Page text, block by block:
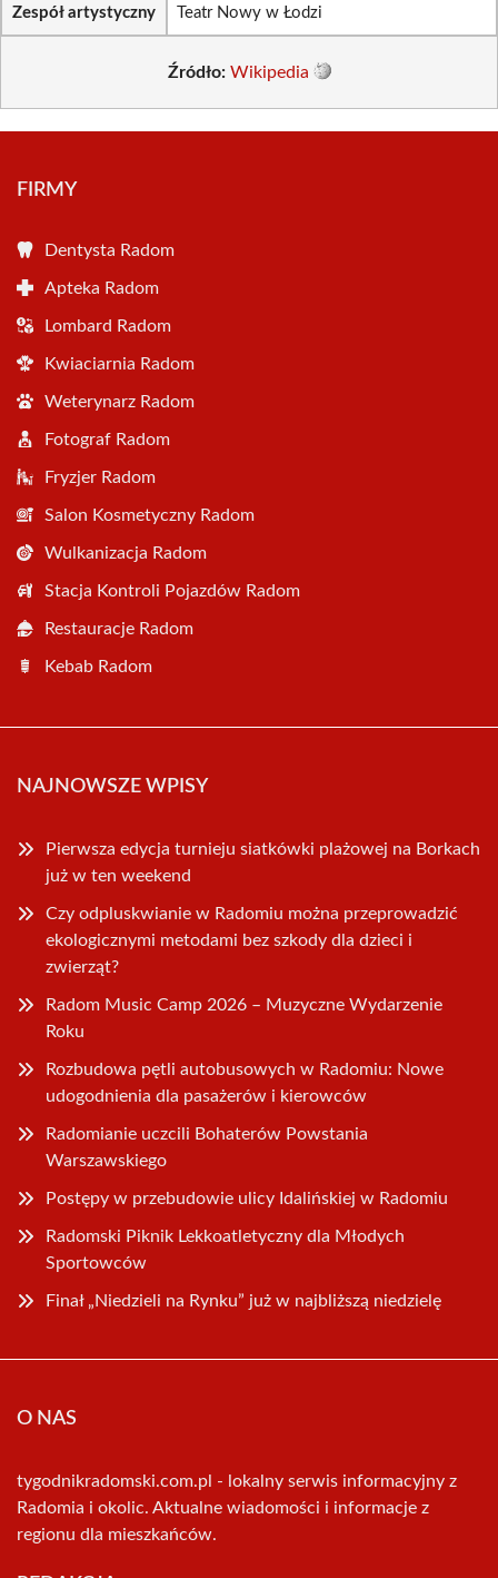
Zespół artystyczny Teatr Nowy w Łodzi
Źródło: Wikipedia
FIRMY
Dentysta Radom
Apteka Radom
Lombard Radom
Kwiaciarnia Radom
Weterynarz Radom
Fotograf Radom
Fryzjer Radom
Salon Kosmetyczny Radom
Wulkanizacja Radom
Stacja Kontroli Pojazdów Radom
Restauracje Radom
Kebab Radom
NAJNOWSZE WPISY
Pierwsza edycja turnieju siatkówki plażowej na Borkach
już w ten weekend
Czy odpluskwianie w Radomiu można przeprowadzić
ekologicznymi metodami bez szkody dla dzieci i
zwierząt?
Radom Music Camp 2026 – Muzyczne Wydarzenie
Roku
Rozbudowa pętli autobusowych w Radomiu: Nowe
udogodnienia dla pasażerów i kierowców
Radomianie uczcili Bohaterów Powstania
Warszawskiego
Postępy w przebudowie ulicy Idalińskiej w Radomiu
Radomski Piknik Lekkoatletyczny dla Młodych
Sportowców
Finał „Niedzieli na Rynku” już w najbliższą niedzielę
O NAS
tygodnikradomski.com.pl - lokalny serwis informacyjny z
Radomia i okolic. Aktualne wiadomości i informacje z
regionu dla mieszkańców.